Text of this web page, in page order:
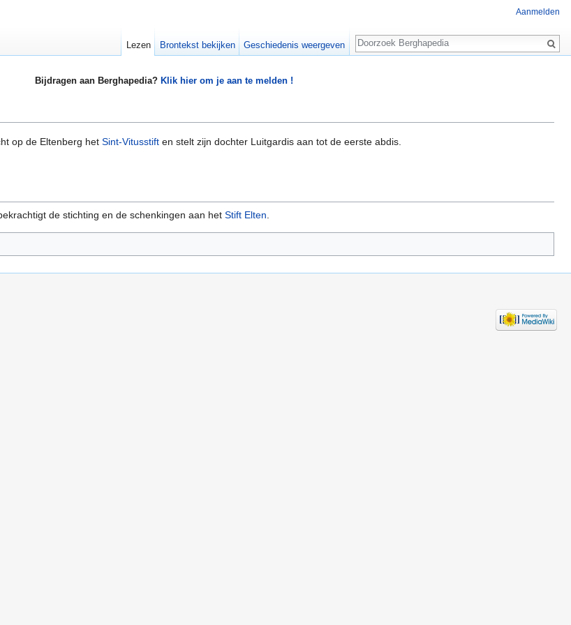
Bijdragen aan Berghapedia? Klik hier om je aan te melden !
op de Eltenberg hetSint-Vitusstift en stelt zijn dochter Luitgardis aan tot de eerste abdis.
de stichting en de schenkingen aan het Stift Elten
Aanmelden
Lezen Brontekst bekijken Geschiedenis weergeven
Zoeken